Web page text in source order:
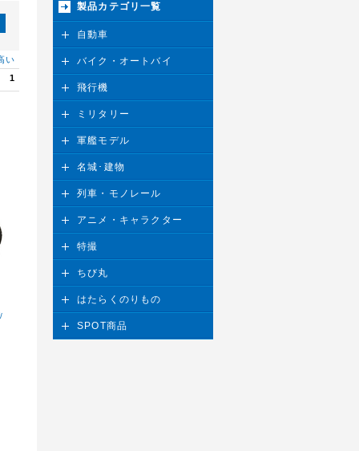
い
1
製品カテゴリ一覧
自動車
バイク・オートバイ
飛行機
ミリタリー
軍艦モデル
名城･建物
列車・モノレール
アニメ・キャラクター
特撮
ちび丸
はたらくのりもの
SPOT商品